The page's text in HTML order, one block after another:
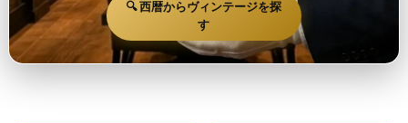
🔍 西暦からヴィンテージを探
す